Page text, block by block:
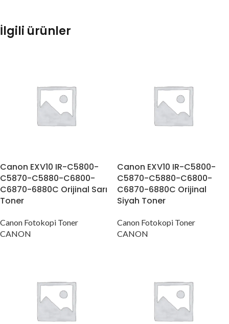
İlgili ürünler
Canon EXV10 IR-C5800-
C5870-C5880-C6800-
C6870-6880C Orijinal Sarı
Toner
Canon Fotokopi Toner
CANON
Canon EXV10 IR-C5800-
C5870-C5880-C6800-
C6870-6880C Orijinal
Siyah Toner
Canon Fotokopi Toner
CANON